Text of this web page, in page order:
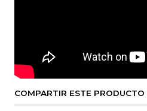
COMPARTIR ESTE PRODUCTO